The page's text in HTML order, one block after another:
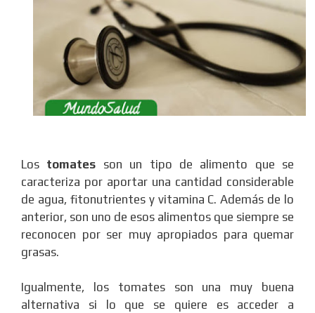
Los tomates son un tipo de alimento que se
caracteriza por aportar una cantidad considerable
de agua, fitonutrientes y vitamina C. Además de lo
anterior, son uno de esos alimentos que siempre se
reconocen por ser muy apropiados para quemar
grasas.
Igualmente, los tomates son una muy buena
alternativa si lo que se quiere es acceder a